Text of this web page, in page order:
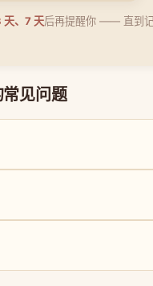
天、7 天后再提醒你 —— 直到
见问题